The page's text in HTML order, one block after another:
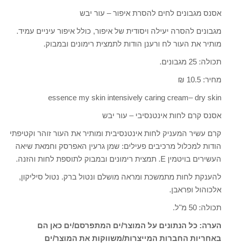
אסנס מגבונים לחים להסרת איפור – עור יבש
מגבונים להסרה יעילה ויסודית של איפור, כולל איפור עיניים עמיד.
מותיר את העור לח ורענן הודות לתמצית רימונים ובמבוק.
תכולה: 25 מגבונים.
מחיר: 10.5 ₪
essence my skin intensively caring cream– dry skin
אסנס קרם לחות אינטנסיבי – עור יבש
קרם עשיר המעניק לחות אינטנסיבית ומותיר את העור זוהר וקטיפתי
הודות למכלול מרכיבים פעילים: שמן גרעין האפרסק וחמאת שיאה
העשירים בויטמין E. תמצית רימונים ובמבוק לתוספת לחות והזנה.
להענקת לחות מתמשכת ומראה מושלם ונטול ברק. נטול סיליקון,
אלכוהול ופראבן.
תכולה: 50 מ"ל.
הערה: כל הנתונים על המוצר/ים המתפרסם/ים כאן הם
באחריות החברות המייצרות/משווקות את המוצר/ים